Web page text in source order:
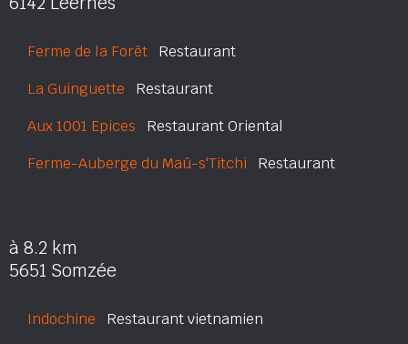
Ferme de la Forêt Restaurant
La Guinguette Restaurant
Aux 1001 Epices Restaurant Oriental
Ferme-Auberge du Maû-s'Titchi Restaurant
à 8.2 km
5651 Somzée
Indochine Restaurant vietnamien